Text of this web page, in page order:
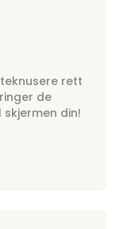
rett
de
din!